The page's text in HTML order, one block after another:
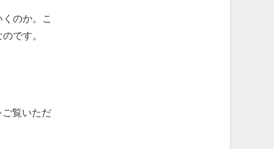
のか。こ
です。
覧いただ